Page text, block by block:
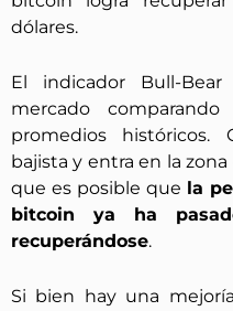
dólares.
El indicador Bull-
mercado
promedios históricos.
bajista y entra en la
que es posible que la
bitcoin ya ha
recuperándose.
Si bien hay una